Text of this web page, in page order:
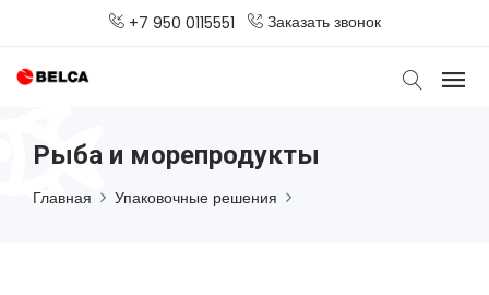
+7 950 0115551 Заказать звонок
Рыба и морепродукты
Главная Упаковочные решения